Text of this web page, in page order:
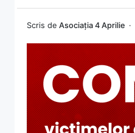
Scris de Asociația 4 Aprilie